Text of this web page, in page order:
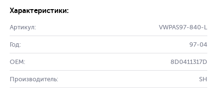
Характеристики:
Артикул: VWPAS97-840-L
Год: 97-04
OEM: 8D0411317D
Производитель: SH